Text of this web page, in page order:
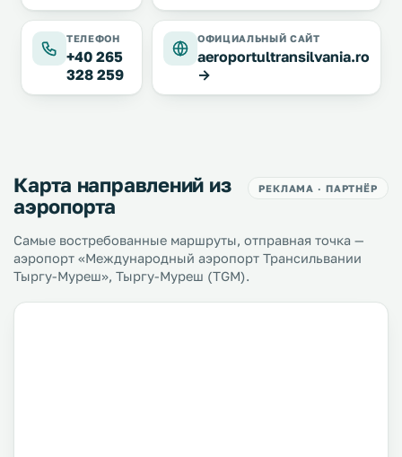
ТЕЛЕФОН
+40 265
328 259
ОФИЦИАЛЬНЫЙ САЙТ
aeroportultransilvania.ro
→
Карта направлений из
аэропорта
РЕКЛАМА · ПАРТНЁР
Самые востребованные маршруты, отправная точка —
аэропорт «Международный аэропорт Трансильвании
Тыргу-Муреш», Тыргу-Муреш (TGM).